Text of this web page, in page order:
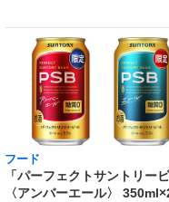
フード
「パーフェクトサントリー
〈アンバーエール〉